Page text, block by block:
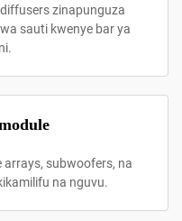
zinapunguza
sauti kwenye bar ya
arrays, subwoofers, na
na nguvu.